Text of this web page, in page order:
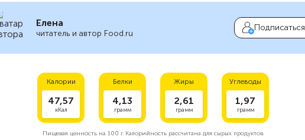
Елена
читатель и автор Food.ru
Подписаться
Калории
47,57
кКал
Белки
4,13
грамм
Жиры
2,61
грамм
Углеводы
1,97
грамм
Пищевая ценность на 100 г.Калорийность рассчитана для сырых продуктов.